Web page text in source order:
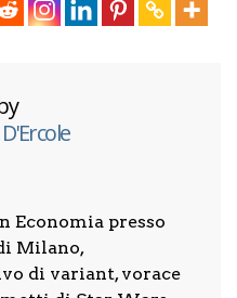
Economia presso
Milano,
di variant, vorace